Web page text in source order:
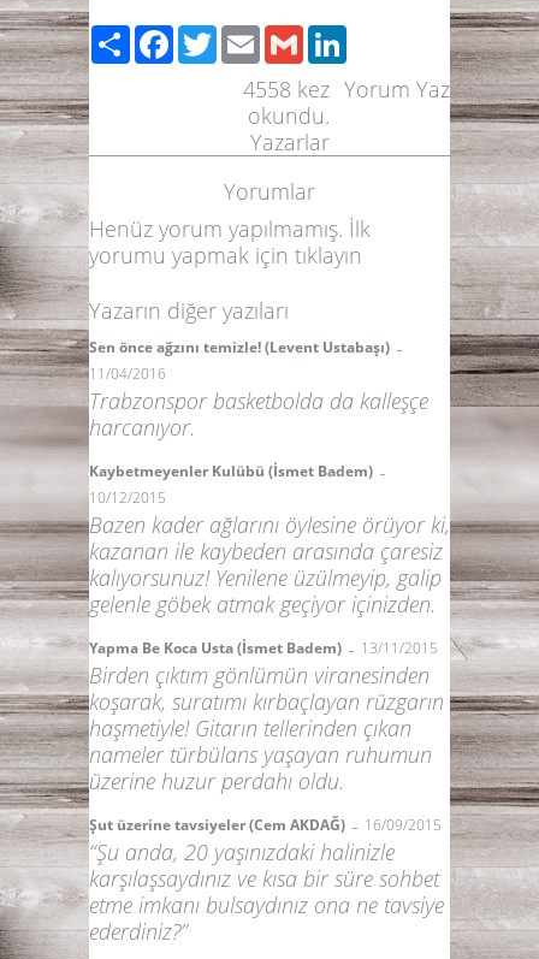
PaylaşFacebook
TwitterEmailGmail
Yorum Yaz
4558 kez
okundu.
Yazarlar
Yorumlar
Henüz yorum yapılmamış. İlk
yorumu yapmak için tıklayın
Yazarın diğer yazıları
Sen önce ağzını temizle! (Levent Ustabaşı) -
11/04/2016
Trabzonspor basketbolda da kalleşçe
harcanıyor.
Kaybetmeyenler Kulübü (İsmet Badem) -
10/12/2015
Bazen kader ağlarını öylesine örüyor ki,
kazanan ile kaybeden arasında çaresiz
kalıyorsunuz! Yenilene üzülmeyip, galip
gelenle göbek atmak geçiyor içinizden.
Yapma Be Koca Usta (İsmet Badem) - 13/11/2015
Birden çıktım gönlümün viranesinden
koşarak, suratımı kırbaçlayan rüzgarın
haşmetiyle! Gitarın tellerinden çıkan
nameler türbülans yaşayan ruhumun
üzerine huzur perdahı oldu.
Şut üzerine tavsiyeler (Cem AKDAĞ) - 16/09/2015
“Şu anda, 20 yaşınızdaki halinizle
karşılaşsaydınız ve kısa bir süre sohbet
etme imkanı bulsaydınız ona ne tavsiye
ederdiniz?”